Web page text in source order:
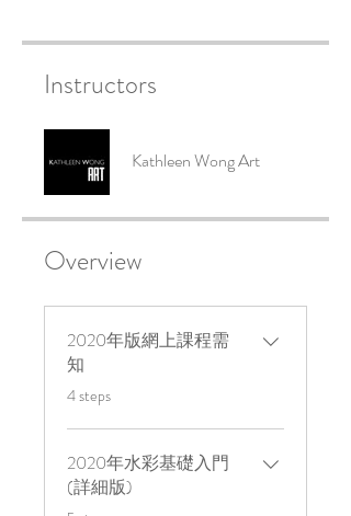
Instructors
Kathleen Wong Art
Overview
2020年版網上課程需
知
.
4 steps
2020年水彩基礎入門
(詳細版)